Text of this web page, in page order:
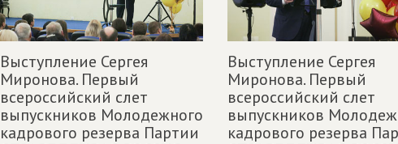
Выступление Сергея
Миронова. Первый
всероссийский слет
выпускников Молодежного
кадрового резерва Партии
Выступление Сергея
Миронова. Первый
всероссийский слет
выпускников
кадрового резерва